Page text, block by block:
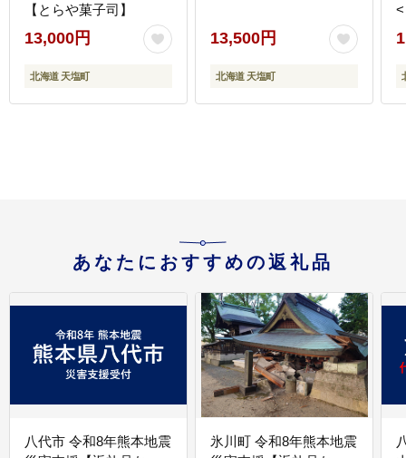
【とらや菓子司】
13,000円
北海道 天塩町
13,500円
北海道 天塩町
あなたにおすすめの返礼品
八代市 令和8年熊本地震
氷川町 令和8年熊本地震